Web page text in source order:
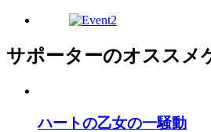
サポーターのオススメ
ハートの乙女の一騒動